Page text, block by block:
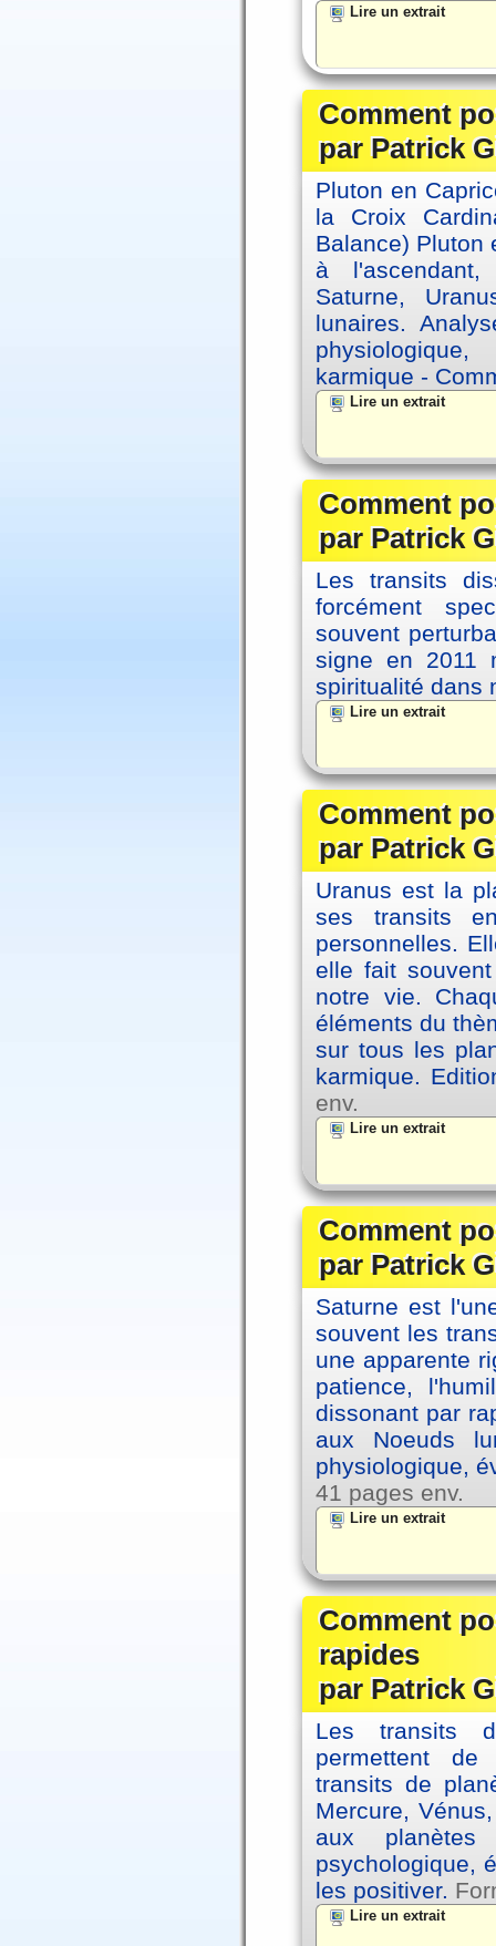
Lire un extrait
Comment
par Patrick
Pluton en
la Croix
Balance) Pluton
à
Saturne,
lunaires.
karmique -
Lire un extrait
Comment
par Patrick
Les transits
forcément
souvent
signe en 2011
spiritualité dans
Lire un extrait
Comment
par Patrick
Uranus est la
ses transits
personnelles.
elle fait
notre vie.
éléments du
sur tous les
karmique.
env.
Lire un extrait
Comment
par Patrick
Saturne est
souvent les
une apparente
patience,
dissonant par
aux Noeuds
physiologique,
41 pages env.
Lire un extrait
Comment
rapides
par Patrick
Les transits
permettent de
transits de
Mercure,
aux
psychologique,
les positiver.
Lire un extrait